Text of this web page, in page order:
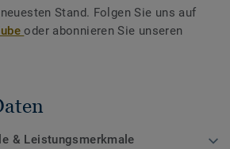
Stand. Folgen Sie uns auf
oder abonnieren Sie unseren
& Leistungsmerkmale